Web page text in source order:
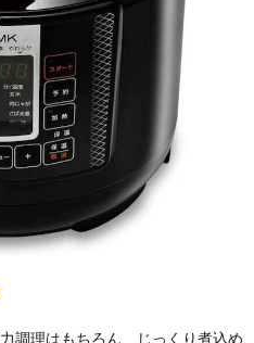
調理はもちろん、じっくり煮込め